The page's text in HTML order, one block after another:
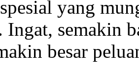
yang
Ingat, semakin
besar